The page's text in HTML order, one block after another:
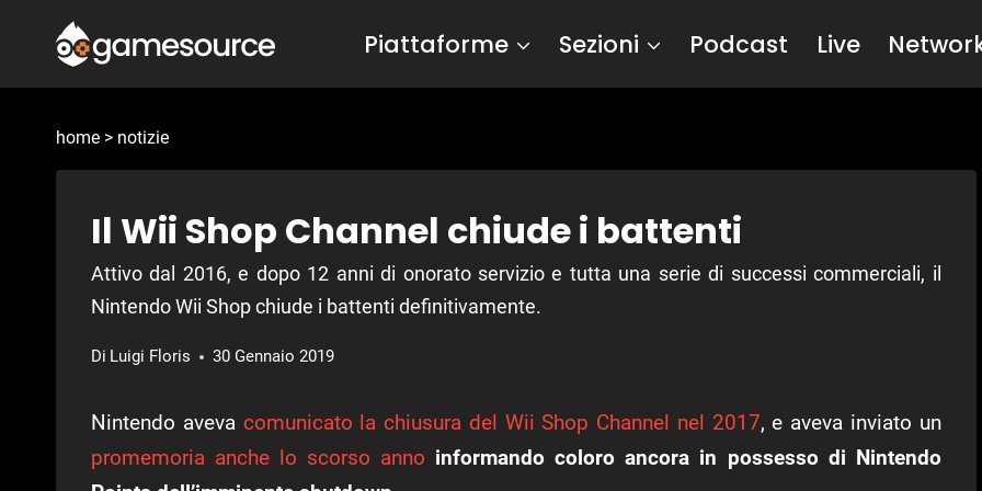
contenuto
Piattaforme Sezioni Podcast Live
home > notizie
Il Wii Shop Channel chiude i battenti
Attivo dal 2016, e dopo 12 anni di onorato servizio e tutta una serie di successi commerciali, il
Nintendo Wii Shop chiude i battenti definitivamente.
Di Luigi Floris 30 Gennaio 2019
Nintendo aveva comunicato la chiusura del Wii Shop Channel nel 2017, e aveva inviato un
promemoria anche lo scorso anno informando coloro ancora in possesso di Nintendo